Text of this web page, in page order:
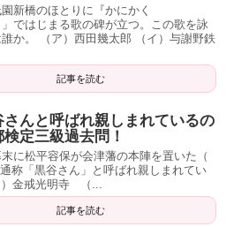
園新橋のほとりに『かにかく
ではじまる歌の碑が立つ。この歌を詠
か。 （ア）西田幾太郎 （イ）与謝野鉄
記事を読む
さんと呼ばれ親しまれているの
定三級過去問！
末に松平容保が会津藩の本陣を置いた（
「黒谷さん」と呼ばれ親しまれてい
金戒光明寺 （...
記事を読む